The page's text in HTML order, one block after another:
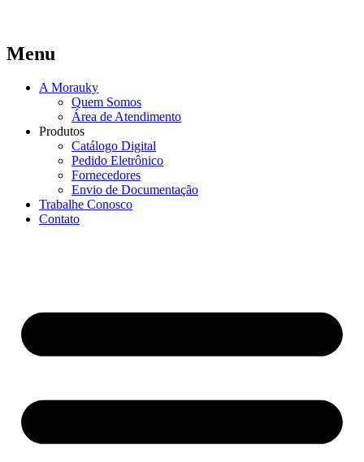
Menu
A Morauky
Quem Somos
Área de Atendimento
Produtos
Catálogo Digital
Pedido Eletrônico
Fornecedores
Envio de Documentação
Trabalhe Conosco
Contato